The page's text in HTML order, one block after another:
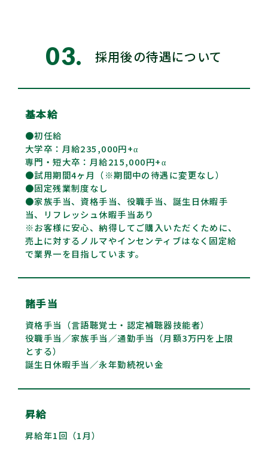
採用後の待遇について
基本給
●初任給
大学卒：月給235,000円+α
専門・短大卒：月給215,000円+α
●試用期間4ヶ月（※期間中の待遇に変更なし）
●固定残業制度なし
●家族手当、資格手当、役職手当、誕生日休暇手
当、リフレッシュ休暇手当あり
※お客様に安心、納得してご購入いただくために、
売上に対するノルマやインセンティブはなく固定給
で業界一を目指しています。
諸手当
資格手当（言語聴覚士・認定補聴器技能者）
役職手当／家族手当／通勤手当（月額3万円を上限
とする）
誕生日休暇手当／永年勤続祝い金
昇給
昇給年1回（1月）